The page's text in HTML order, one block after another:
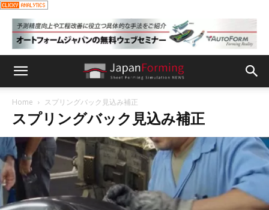
Home スプリングバック見込み補正
スプリングバック見込み補正